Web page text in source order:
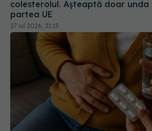
Riscul de cancer gastric la